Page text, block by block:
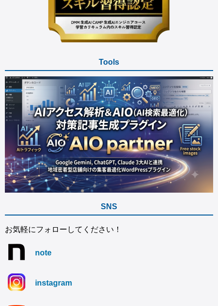
Tools
SNS
お気軽にフォローしてください！
note
instagram